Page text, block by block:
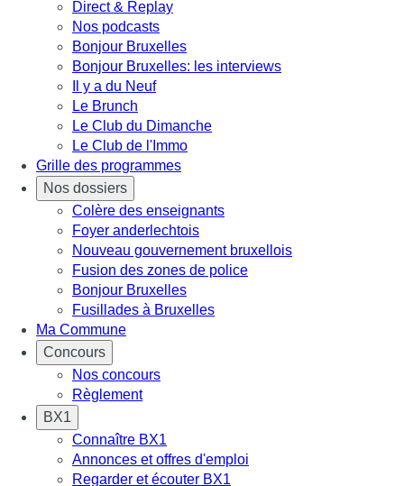
Direct & Replay
Nos podcasts
Bonjour Bruxelles
Bonjour Bruxelles: les interviews
Il y a du Neuf
Le Brunch
Le Club du Dimanche
Le Club de l'Immo
Grille des programmes
Nos dossiers
Colère des enseignants
Foyer anderlechtois
Nouveau gouvernement bruxellois
Fusion des zones de police
Bonjour Bruxelles
Fusillades à Bruxelles
Ma Commune
Concours
Nos concours
Règlement
BX1
Connaître BX1
Annonces et offres d'emploi
Regarder et écouter BX1